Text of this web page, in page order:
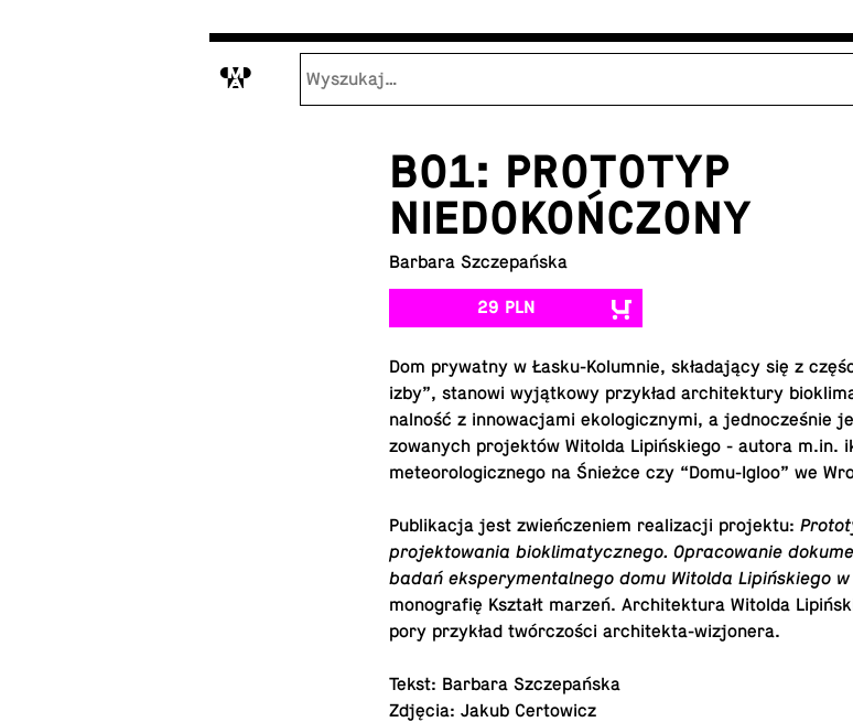
M
B01: PROTOTYP
NIEDOKOŃCZONY
Barbara Szczepańska
29 PLN
Dom pry­wat­ny w Ła­sku-Ko­lum­nie, skła­da­ją­cy się z
izby”, stanowi wy­jąt­ko­wy przy­kład ar­chi­tek­tu­ry
nal­ność z in­no­wa­cja­mi eko­lo­gicz­ny­mi, a jed­no­cze­śnie
zo­wa­nych pro­jek­tów Witolda Li­piń­skie­go - autora m.​in.
me­te­oro­lo­gicz­ne­go na Śnieżce czy “Do­mu-Igloo” we
Pu­bli­ka­cja jest zwień­cze­niem re­ali­za­cji projektu:
pro­jek­to­wa­nia bio­kli­ma­tycz­ne­go. Opra­co­wa­nie
badań eks­pe­ry­men­tal­ne­go domu Witolda Li­piń­skie­go w
monografię Kształt marzeń. Ar­chi­tek­tu­ra Witolda
pory przy­kład twór­czo­ści architekta-wizjonera.
Tekst: Barbara Szczepańska
Zdjęcia: Jakub Certowicz